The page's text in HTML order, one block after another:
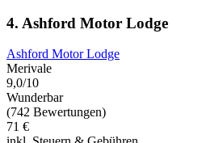
4. Ashford Motor Lodge
Ashford Motor Lodge
Merivale
9,0/10
Wunderbar
(742 Bewertungen)
71 €